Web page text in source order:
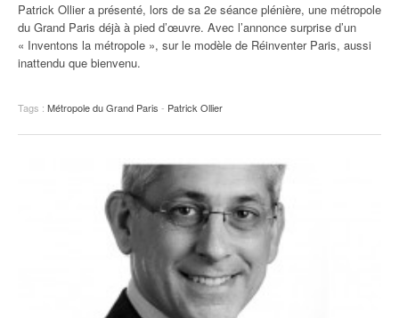
Patrick Ollier a présenté, lors de sa 2e séance plénière, une métropole
du Grand Paris déjà à pied d’œuvre. Avec l’annonce surprise d’un
« Inventons la métropole », sur le modèle de Réinventer Paris, aussi
inattendu que bienvenu.
Tags : Métropole du Grand Paris - Patrick Ollier